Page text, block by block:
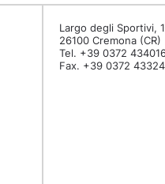
Largo degli Sportivi,
26100 Cremona (CR)
Tel. +39 0372
Fax. +39 0372